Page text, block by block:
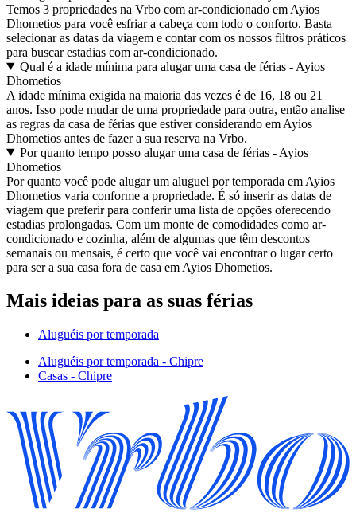
Temos 3 propriedades na Vrbo com ar-condicionado em Ayios
Dhometios para você esfriar a cabeça com todo o conforto. Basta
selecionar as datas da viagem e contar com os nossos filtros práticos
para buscar estadias com ar-condicionado.
Qual é a idade mínima para alugar uma casa de férias - Ayios
Dhometios
A idade mínima exigida na maioria das vezes é de 16, 18 ou 21
anos. Isso pode mudar de uma propriedade para outra, então analise
as regras da casa de férias que estiver considerando em Ayios
Dhometios antes de fazer a sua reserva na Vrbo.
Por quanto tempo posso alugar uma casa de férias - Ayios
Dhometios
Por quanto você pode alugar um aluguel por temporada em Ayios
Dhometios varia conforme a propriedade. É só inserir as datas de
viagem que preferir para conferir uma lista de opções oferecendo
estadias prolongadas. Com um monte de comodidades como ar-
condicionado e cozinha, além de algumas que têm descontos
semanais ou mensais, é certo que você vai encontrar o lugar certo
para ser a sua casa fora de casa em Ayios Dhometios.
Mais ideias para as suas férias
Aluguéis por temporada
Aluguéis por temporada - Chipre
Casas - Chipre